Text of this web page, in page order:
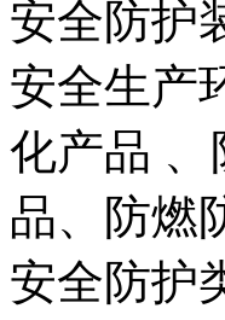
安全防护
安全生产
化产品
品、防燃
安全防护